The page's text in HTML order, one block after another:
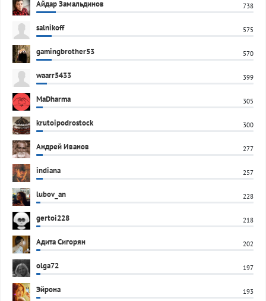
Айдар Замальдинов 738
salnikoff 575
gamingbrother53 570
waarr5433 399
MaDharma 305
krutoipodrostock 300
Андрей Иванов 277
indiana 257
lubov_an 228
gertoi228 218
Адита Сигорян 202
olga72 197
Эйрона 193